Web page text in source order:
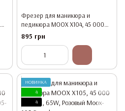
Фрезер для маникюра и
педикюра MOOX X104, 45 000
об/мин, 65W, Розовый
895 грн
НОВИНКА
4
4